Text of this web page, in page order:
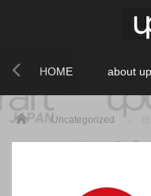
HOME about
Home Uncategorized